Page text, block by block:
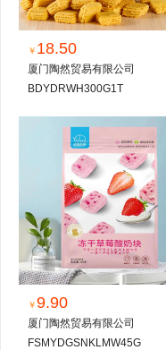
￥ 18.50
厦门陶然贸易有限公司
BDYDRWH300G1T
￥9.90
厦门陶然贸易有限公司
FSMYDGSNKLMW45G